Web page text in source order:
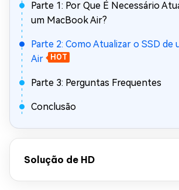
Parte 1: Por Que É Necessário
um MacBook Air?
Parte 2: Como Atualizar o SSD de
Air
HOT
Parte 3: Perguntas Frequentes
Conclusão
Solução de HD